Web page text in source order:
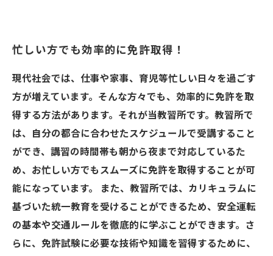
忙しい方でも効率的に免許取得！
現代社会では、仕事や家事、育児等忙しい日々を過ごす
方が増えています。そんな方々でも、効率的に免許を取
得する方法があります。それが当教習所です。教習所で
は、自分の都合に合わせたスケジュールで受講すること
ができ、講習の時間帯も朝から夜まで対応しているた
め、お忙しい方でもスムーズに免許を取得することが可
能になっています。 また、教習所では、カリキュラムに
基づいた統一教育を受けることができるため、安全運転
の基本や交通ルールを徹底的に学ぶことができます。さ
らに、免許試験に必要な技術や知識を習得するために、